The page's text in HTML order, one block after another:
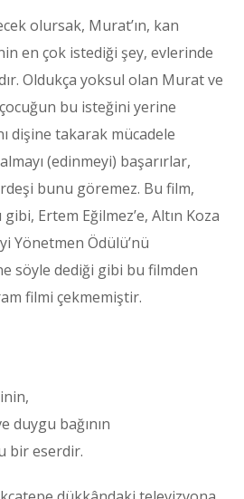
olursak, Murat’ın, kan
en çok istediği şey, evlerinde
Oldukça yoksul olan Murat ve
bu isteğini yerine
dişine takarak mücadele
(edinmeyi) başarırlar,
bunu göremez. Bu film,
Ertem Eğilmez’e, Altın Koza
Yönetmen Ödülü’nü
söyle dediği gibi bu filmden
filmi çekmemiştir.
duygu bağının
bir eserdir.